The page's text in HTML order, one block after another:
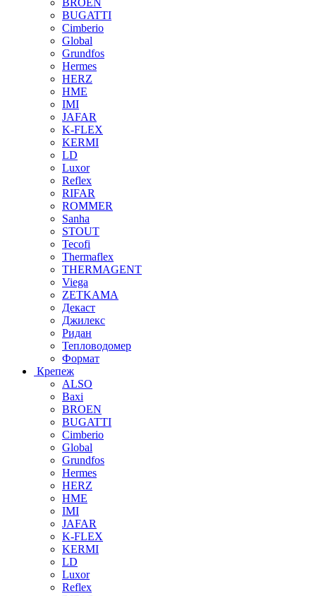
BUGATTI
Cimberio
Global
Grundfos
Hermes
HERZ
HME
IMI
JAFAR
K-FLEX
KERMI
LD
Luxor
Reflex
RIFAR
ROMMER
Sanha
STOUT
Tecofi
Thermaflex
THERMAGENT
Viega
ZETKAMA
Декаст
Джилекс
Ридан
Тепловодомер
Формат
Крепеж
ALSO
Baxi
BROEN
BUGATTI
Cimberio
Global
Grundfos
Hermes
HERZ
HME
IMI
JAFAR
K-FLEX
KERMI
LD
Luxor
Reflex